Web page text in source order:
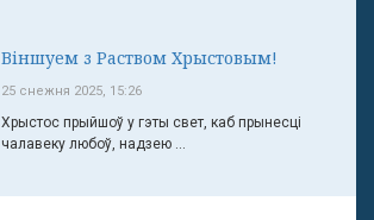
Віншуем з Раством Хрыстовым!
25 снежня 2025, 15:26
Хрыстос прыйшоў у гэты свет, каб прынесці
чалавеку любоў, надзею ...